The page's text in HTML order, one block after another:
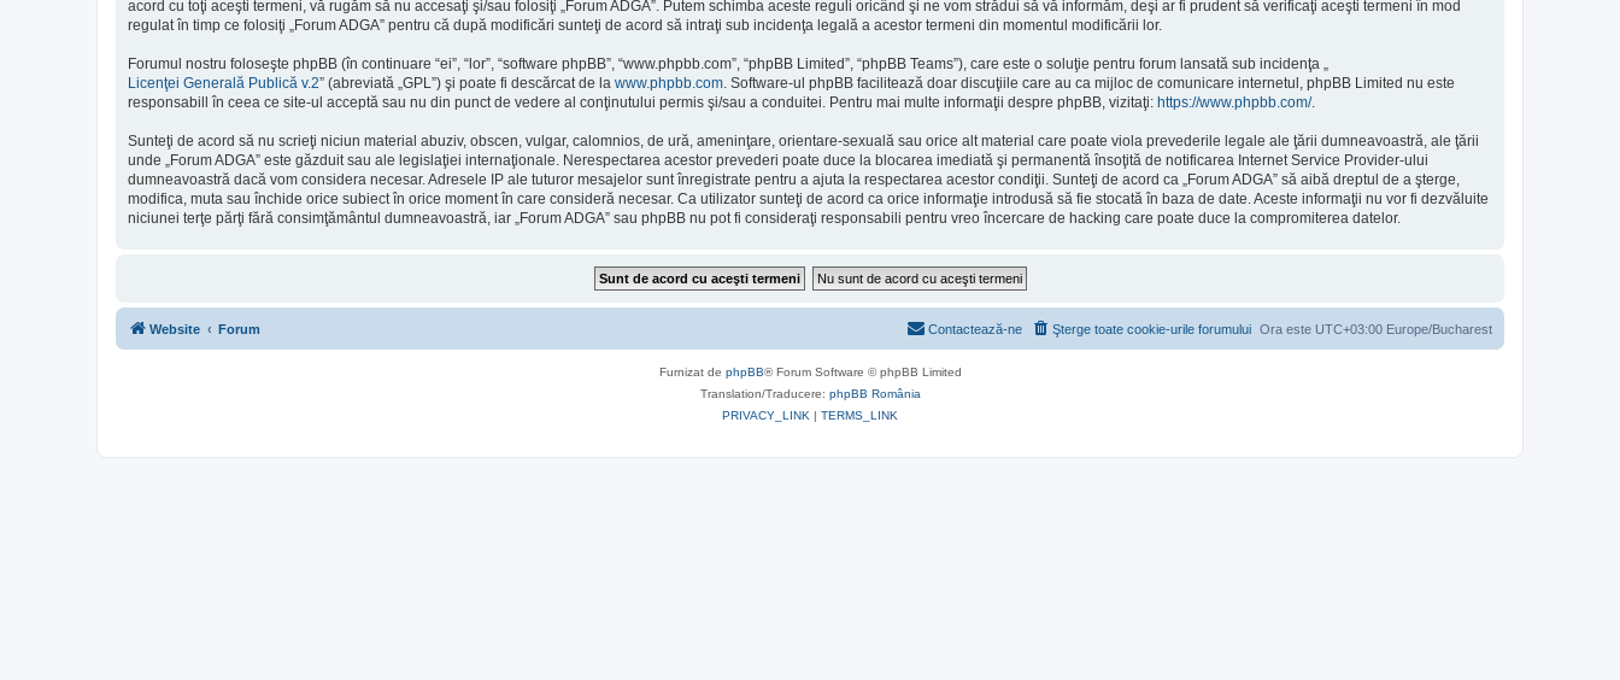
acord cu toţi aceşti termeni, vă rugăm să nu accesaţi şi/sau folosiţi „Forum ADGA”. Putem schimba aceste reguli oricând şi ne vom strădui să vă informăm, deşi ar fi prudent să verificaţi aceşti termeni în mod
regulat în timp ce folosiţi „Forum ADGA” pentru că după modificări sunteţi de acord să intraţi sub incidenţa legală a acestor termeni din momentul modificării lor.
Forumul nostru foloseşte phpBB (în continuare “ei”, “lor”, “software phpBB”, “www.phpbb.com”, “phpBB Limited”, “phpBB Teams”), care este o soluţie pentru forum lansată sub incidenţa „
Licenţei Generală Publică v.2” (abreviată „GPL”) şi poate fi descărcat de la www.phpbb.com. Software-ul phpBB facilitează doar discuţiile care au ca mijloc de comunicare internetul, phpBB Limited nu este
responsabill în ceea ce site-ul acceptă sau nu din punct de vedere al conţinutului permis şi/sau a conduitei. Pentru mai multe informaţii despre phpBB, vizitaţi: https://www.phpbb.com/.
Sunteţi de acord să nu scrieţi niciun material abuziv, obscen, vulgar, calomnios, de ură, ameninţare, orientare-sexuală sau orice alt material care poate viola prevederile legale ale ţării dumneavoastră, ale ţării
unde „Forum ADGA” este găzduit sau ale legislaţiei internaţionale. Nerespectarea acestor prevederi poate duce la blocarea imediată şi permanentă însoţită de notificarea Internet Service Provider-ului
dumneavoastră dacă vom considera necesar. Adresele IP ale tuturor mesajelor sunt înregistrate pentru a ajuta la respectarea acestor condiţii. Sunteţi de acord ca „Forum ADGA” să aibă dreptul de a şterge,
modifica, muta sau închide orice subiect în orice moment în care consideră necesar. Ca utilizator sunteţi de acord ca orice informaţie introdusă să fie stocată în baza de date. Aceste informaţii nu vor fi dezvăluite
niciunei terţe părţi fără consimţământul dumneavoastră, iar „Forum ADGA” sau phpBB nu pot fi consideraţi responsabili pentru vreo încercare de hacking care poate duce la compromiterea datelor.
Website Forum Ora este UTC+03:00 Europe/Bucharest
Şterge toate cookie-urile forumului
Contactează-ne
Furnizat de phpBB® Forum Software © phpBB Limited
Translation/Traducere: phpBB România
PRIVACY_LINK | TERMS_LINK